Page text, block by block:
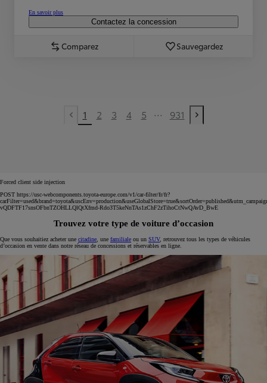
En savoir plus
Contactez la concession
Comparez Sauvegardez
Previous page
1 2 3 4 5 ... 931
Next page
Forced client side injection
POST https://usc-webcomponents.toyota-europe.com/v1/car-filter/fr/fr?
vQDFTF17snsOFbnTZOHLLQlQtXfmd-Rdo3T5keNnTAs1zChF2zTihoCtNwQAvD_BwE
Trouvez votre type de voiture d’occasion
Que vous souhaitiez acheter une citadine , une familiale ou un SUV, retrouvez tous les types de véhicules
d’occasion en vente dans notre réseau de concessions et réservables en ligne.